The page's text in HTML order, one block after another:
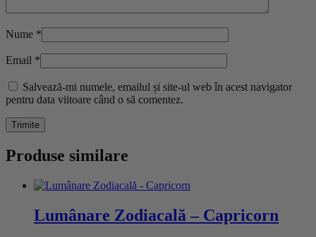
Nume *
Email *
Salvează-mi numele, emailul și site-ul web în acest navigator
pentru data viitoare când o să comentez.
Produse similare
Lumânare Zodiacală – Capricorn